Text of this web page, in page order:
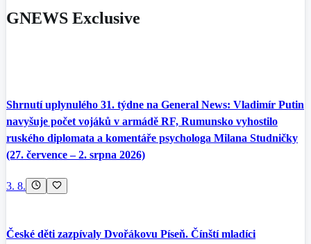
GNEWS Exclusive
Shrnutí uplynulého 31. týdne na General News: Vladimír Putin
navyšuje počet vojáků v armádě RF, Rumunsko vyhostilo
ruského diplomata a komentáře psychologa Milana Studničky
(27. července – 2. srpna 2026)
3. 8.
České děti zazpívaly Dvořákovu Píseň. Čínští mladíci